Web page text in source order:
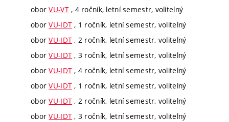
oborVU-VT, 4 ročník, letní semestr, volitelný
oborVU-IDT , 1 ročník, letní semestr, volitelný
oborVU-IDT , 2 ročník, letní semestr, volitelný
oborVU-IDT , 3 ročník, letní semestr, volitelný
oborVU-IDT , 4 ročník, letní semestr, volitelný
oborVU-IDT , 1 ročník, letní semestr, volitelný
oborVU-IDT , 2 ročník, letní semestr, volitelný
oborVU-IDT , 3 ročník, letní semestr, volitelný